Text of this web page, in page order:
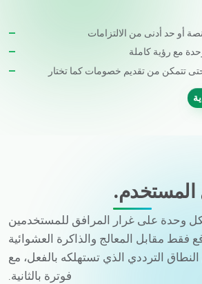
أو حد أدنى من الالتزامات
مع رؤية كاملة
تتمكن من تقديم خصومات كما تختار
المستخدم.
وحدة على غرار المرافق للمستخدمين
فقط مقابل المعالج والذاكرة العشوائية
الترددي الذي تستهلكه بالفعل، مع
فوترة بالثانية.